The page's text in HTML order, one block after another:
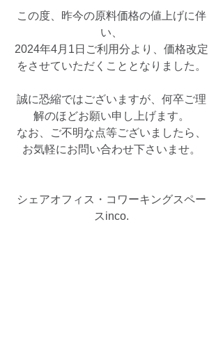
この度、昨今の原料価格の値上げに伴
い、
2024年4月1日ご利用分より、価格改定
をさせていただくこととなりました。
誠に恐縮ではございますが、何卒ご理
解のほどお願い申し上げます。
なお、ご不明な点等ございましたら、
お気軽にお問い合わせ下さいませ。
シェアオフィス・コワーキングスペー
スinco.